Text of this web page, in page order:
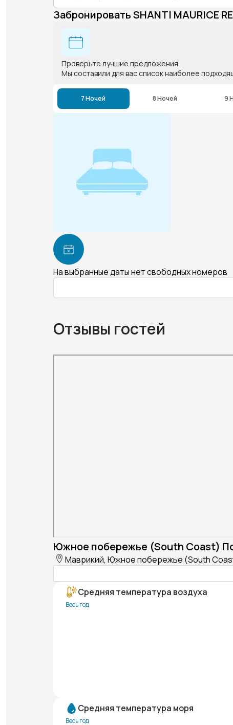
Забронировать SHANTI MAURICE
Проверьте лучшие предложения
Мы составили для вас список наиболее
7 Ночей 8 Ночей 9
На выбранные даты нет свободных номеров
Отзывы гостей
Южное побережье (South Coast)
Маврикий, Южное побережье (South
Средняя температура воздуха
Весь год
Средняя температура моря
Весь год